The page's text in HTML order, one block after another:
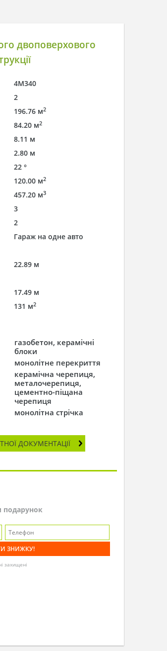
двоповерхового
4M340
2
196.76 м2
84.20 м2
8.11 м
2.80 м
22 °
120.00 м2
457.20 м3
3
2
Гараж на одне авто
22.89 м
17.49 м
131 м2
газобетон, керамічні
блоки
монолітне перекриття
керамічна черепиця,
металочерепиця,
цементно-піщана
черепиця
монолітна стрічка
ДОКУМЕНТАЦІЇ
захищені